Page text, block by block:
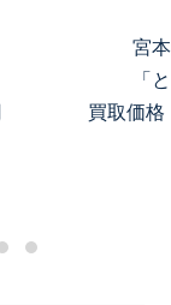
宮
「
買取価格